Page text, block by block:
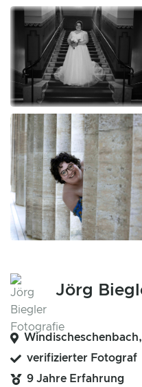
Jörg
verifizierter Fotograf
9 Jahre Erfahrung